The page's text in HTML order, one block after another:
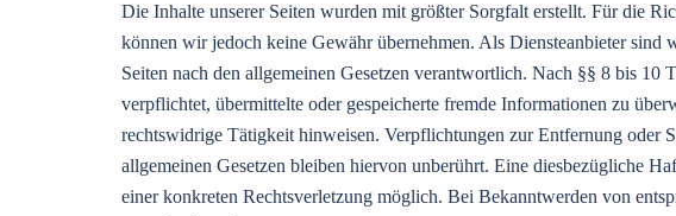
Die Inhalte unserer Seiten wurden mit größter Sorgfalt erstellt. Für die
können wir jedoch keine Gewähr übernehmen. Als Diensteanbieter
Seiten nach den allgemeinen Gesetzen verantwortlich. Nach §§ 8 bis
verpflichtet, übermittelte oder gespeicherte fremde Informationen zu
rechtswidrige Tätigkeit hinweisen. Verpflichtungen zur Entfernung oder
allgemeinen Gesetzen bleiben hiervon unberührt. Eine diesbezügliche
einer konkreten Rechtsverletzung möglich. Bei Bekanntwerden von